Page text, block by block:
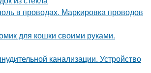
в проводах. Маркировка проводов
для кошки своими руками.
канализации. Устройство